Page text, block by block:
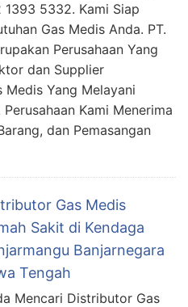
5332. Kami Siap
Gas Medis Anda. PT.
Perusahaan Yang
dan Supplier
Medis Yang Melayani
Kami Menerima
dan Pemasangan
Gas Medis
Sakit di Kendaga
Banjarnegara
Tengah
Mencari Distributor Gas